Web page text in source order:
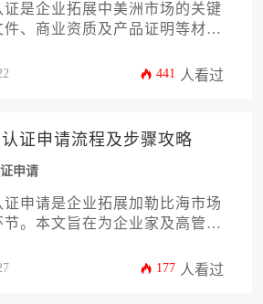
是企业拓展中美洲市场的关键
、商业资质及产品证明等材料
规范标准、公证与双认证流程、
441 人看过
证申请流程及步骤攻略
申请
申请是企业拓展加勒比海市场
。本文旨在为企业家及高管提
终递交的每一步操作要点与常见
177 人看过